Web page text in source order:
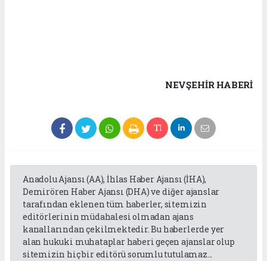
NEVŞEHIR HABERİ
Anadolu Ajansı (AA), İhlas Haber Ajansı (İHA),
Demirören Haber Ajansı (DHA) ve diğer ajanslar
tarafından eklenen tüm haberler, sitemizin
editörlerinin müdahalesi olmadan ajans
kanallarından çekilmektedir. Bu haberlerde yer
alan hukuki muhataplar haberi geçen ajanslar olup
sitemizin hiç bir editörü sorumlu tutulamaz...